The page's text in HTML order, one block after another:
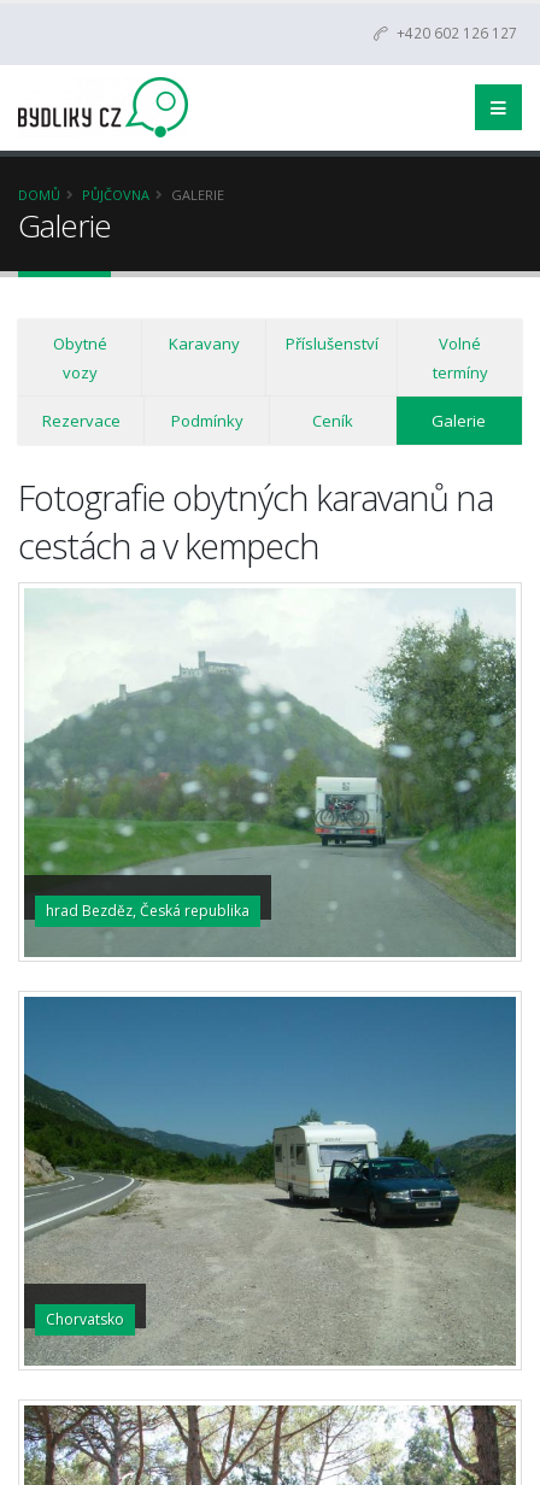
+420 602 126 127
DOMŮ PŮJČOVNA GALERIE
Galerie
Obytné
vozy
Karavany Příslušenství
Volné
termíny
Rezervace Podmínky Ceník Galerie
Fotografie obytných karavanů na
cestách a v kempech
hrad Bezděz, Česká republika
Chorvatsko